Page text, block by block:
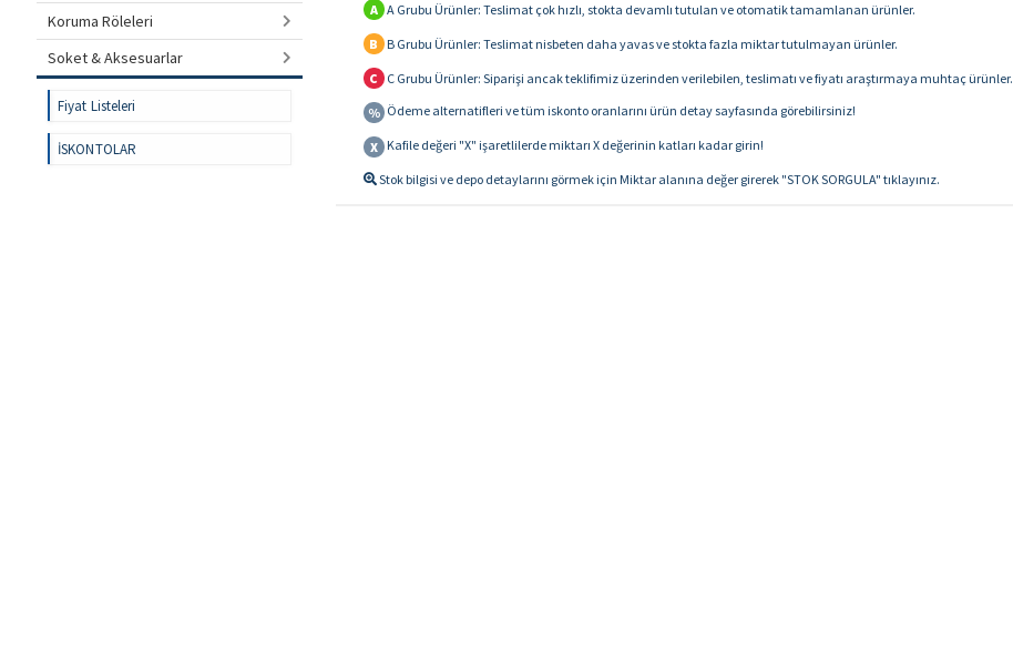
Koruma Röleleri
Soket & Aksesuarlar
Fiyat Listeleri
İSKONTOLAR
A A Grubu Ürünler: Teslimat çok hızlı, stokta devamlı tutulan ve otomatik tamamlanan ürünler.
B B Grubu Ürünler: Teslimat nisbeten daha yavas ve stokta fazla miktar tutulmayan ürünler.
C C Grubu Ürünler: Siparişi ancak teklifimiz üzerinden verilebilen, teslimatı ve fiyatı araştırmaya muhtaç ürünler.
% Ödeme alternatifleri ve tüm iskonto oranlarını ürün detay sayfasında görebilirsiniz!
X Kafile değeri "X" işaretlilerde miktarı X değerinin katları kadar girin!
Stok bilgisi ve depo detaylarını görmek için Miktar alanına değer girerek "STOK SORGULA" tıklayınız.